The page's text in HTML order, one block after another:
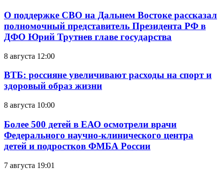
О поддержке СВО на Дальнем Востоке рассказал
полномочный представитель Президента РФ в
ДФО Юрий Трутнев главе государства
8 августа 12:00
ВТБ: россияне увеличивают расходы на спорт и
здоровый образ жизни
8 августа 10:00
Более 500 детей в ЕАО осмотрели врачи
Федерального научно-клинического центра
детей и подростков ФМБА России
7 августа 19:01